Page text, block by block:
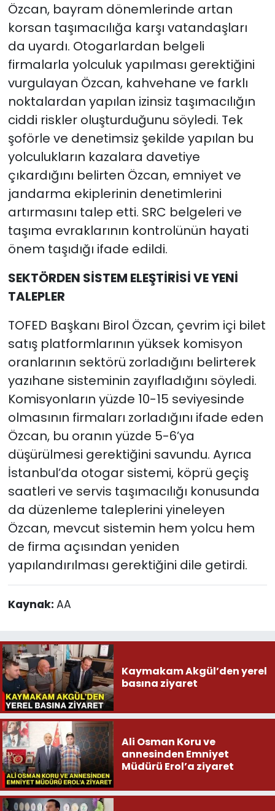
Özcan, bayram dönemlerinde artan
korsan taşımacılığa karşı vatandaşları
da uyardı. Otogarlardan belgeli
firmalarla yolculuk yapılması gerektiğini
vurgulayan Özcan, kahvehane ve farklı
noktalardan yapılan izinsiz taşımacılığın
ciddi riskler oluşturduğunu söyledi. Tek
şoförle ve denetimsiz şekilde yapılan bu
yolculukların kazalara davetiye
çıkardığını belirten Özcan, emniyet ve
jandarma ekiplerinin denetimlerini
artırmasını talep etti. SRC belgeleri ve
taşıma evraklarının kontrolünün hayati
önem taşıdığı ifade edildi.
SEKTÖRDEN SİSTEM ELEŞTİRİSİ VE YENİ
TALEPLER
TOFED Başkanı Birol Özcan, çevrim içi bilet
satış platformlarının yüksek komisyon
oranlarının sektörü zorladığını belirterek
yazıhane sisteminin zayıfladığını söyledi.
Komisyonların yüzde 10-15 seviyesinde
olmasının firmaları zorladığını ifade eden
Özcan, bu oranın yüzde 5-6’ya
düşürülmesi gerektiğini savundu. Ayrıca
İstanbul’da otogar sistemi, köprü geçiş
saatleri ve servis taşımacılığı konusunda
da düzenleme taleplerini yineleyen
Özcan, mevcut sistemin hem yolcu hem
de firma açısından yeniden
yapılandırılması gerektiğini dile getirdi.
Kaynak: AA
Kaymakam Akgül’den yerel
basına ziyaret
Ali Osman Koru ve
annesinden Emniyet
Müdürü Erol’a ziyaret